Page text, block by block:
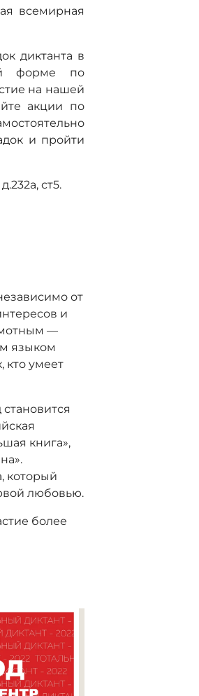
всемирная
диктанта в
форме по
на нашей
акции по
и пройти
ст5.
от
и
—
языком
кто умеет
книга»,
который
любовью.
более